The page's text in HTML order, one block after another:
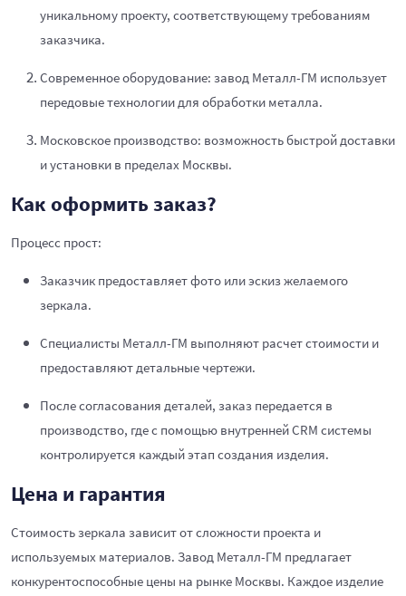
уникальному проекту, соответствующему требованиям
заказчика.
Современное оборудование: завод Металл-ГМ использует
передовые технологии для обработки металла.
Московское производство: возможность быстрой доставки
и установки в пределах Москвы.
Как оформить заказ?
Процесс прост:
Заказчик предоставляет фото или эскиз желаемого
зеркала.
Специалисты Металл-ГМ выполняют расчет стоимости и
предоставляют детальные чертежи.
После согласования деталей, заказ передается в
производство, где с помощью внутренней CRM системы
контролируется каждый этап создания изделия.
Цена и гарантия
Стоимость зеркала зависит от сложности проекта и
используемых материалов. Завод Металл-ГМ предлагает
конкурентоспособные цены на рынке Москвы. Каждое изделие